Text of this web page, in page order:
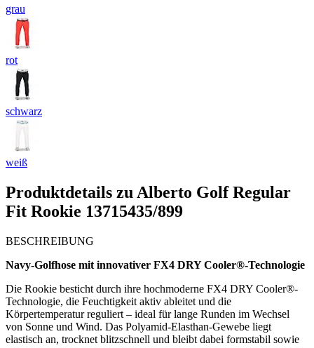
grau
rot
schwarz
weiß
Produktdetails zu Alberto Golf Regular
Fit Rookie 13715435/899
BESCHREIBUNG
Navy-Golfhose mit innovativer FX4 DRY Cooler®-Technologie
Die Rookie besticht durch ihre hochmoderne FX4 DRY Cooler®-
Technologie, die Feuchtigkeit aktiv ableitet und die
Körpertemperatur reguliert – ideal für lange Runden im Wechsel
von Sonne und Wind. Das Polyamid-Elasthan-Gewebe liegt
elastisch an, trocknet blitzschnell und bleibt dabei formstabil sowie